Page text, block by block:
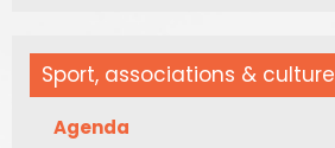
Sport, associations & culture
Agenda